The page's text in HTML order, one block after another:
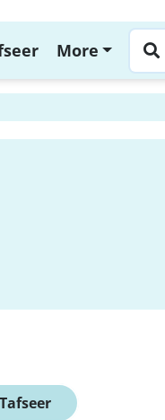
More
Tafseer